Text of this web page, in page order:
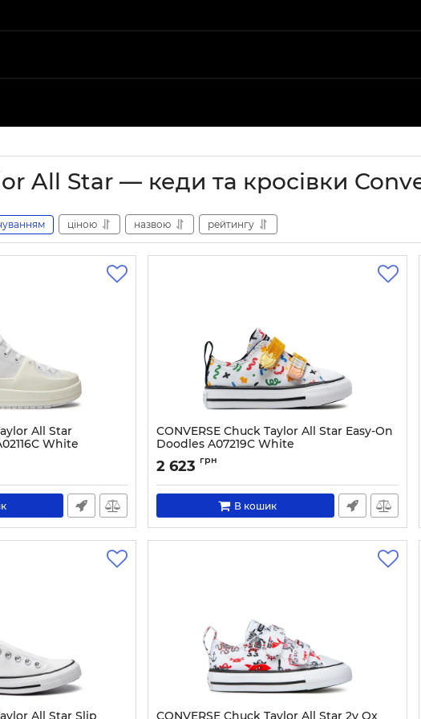
All Star — кеди та кросівки
ціною назвою рейтингу
All Star
White
CONVERSE Chuck Taylor All Star Easy-On
Doodles A07219C White
Артикул: 0000303745158-20
2 623 грн
В кошик
All Star Slip
CONVERSE Chuck Taylor All Star 2v Ox